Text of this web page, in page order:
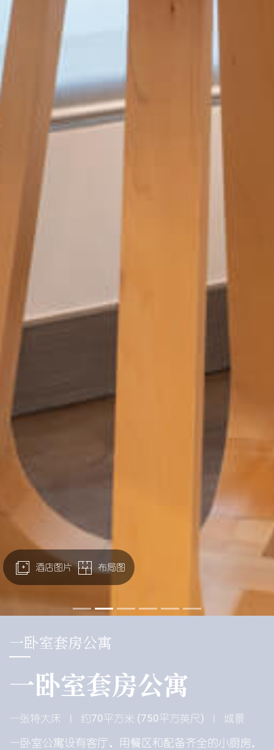
一卧室套房公寓
一卧室套房公寓
一张特大床 | 约70平方米 (750平方英尺) | 城景
一卧室公寓设有客厅、用餐区和配备齐全的小厨房，
酒店图片 布局图